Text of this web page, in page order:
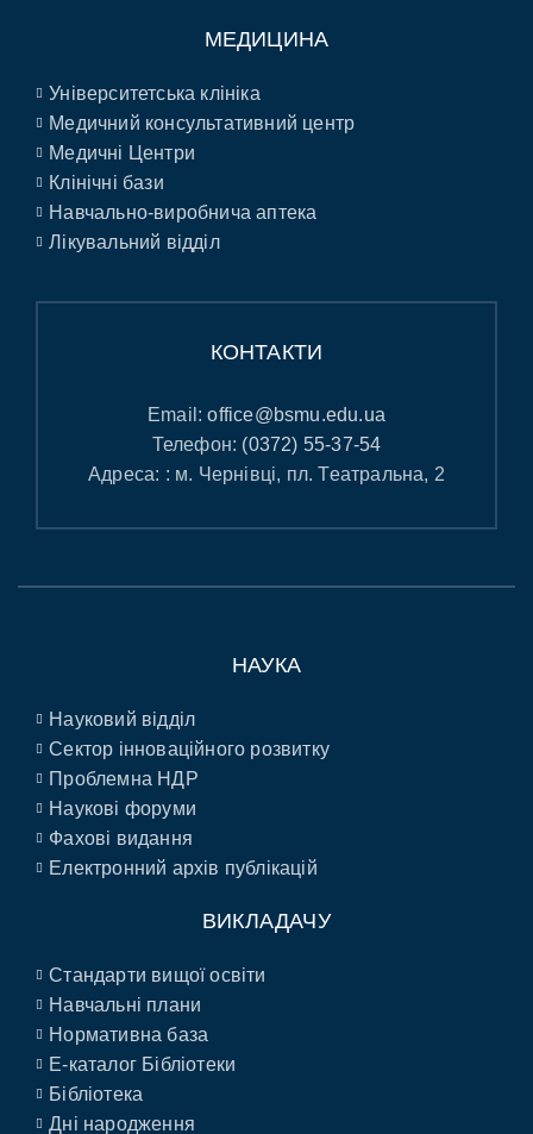
МЕДИЦИНА
Університетська клініка
Медичний консультативний центр
Медичні Центри
Клінічні бази
Навчально-виробнича аптека
Лікувальний відділ
КОНТАКТИ
Email:office@bsmu.edu.ua
Телефон: (0372) 55-37-54
Адреса: : м. Чернівці, пл. Театральна, 2
НАУКА
Науковий відділ
Сектор інноваційного розвитку
Проблемна НДР
Наукові форуми
Фахові видання
Електронний архів публікацій
ВИКЛАДАЧУ
Стандарти вищої освіти
Навчальні плани
Нормативна база
E-каталог Бібліотеки
Бібліотека
Дні народження